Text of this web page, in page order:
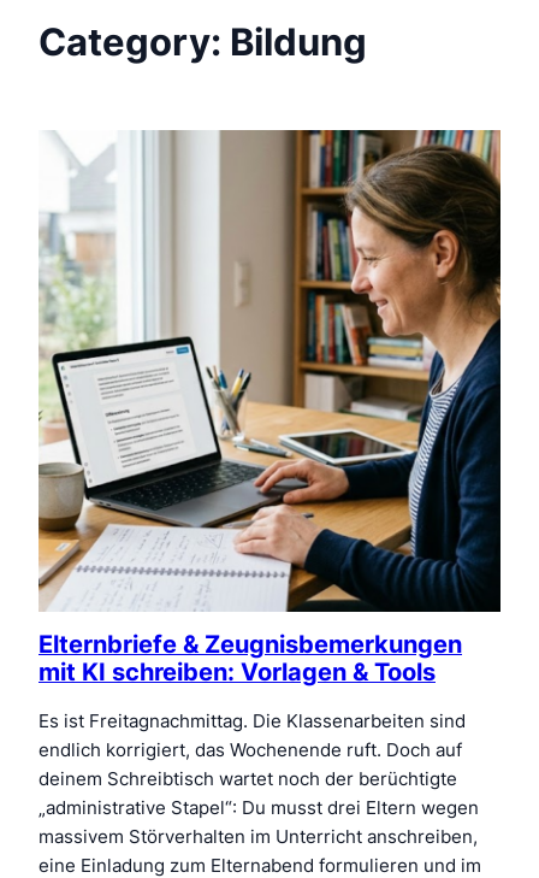
Category: Bildung
Elternbriefe & Zeugnisbemerkungen
mit KI schreiben: Vorlagen & Tools
Es ist Freitagnachmittag. Die Klassenarbeiten sind
endlich korrigiert, das Wochenende ruft. Doch auf
deinem Schreibtisch wartet noch der berüchtigte
„administrative Stapel“: Du musst drei Eltern wegen
massivem Störverhalten im Unterricht anschreiben,
eine Einladung zum Elternabend formulieren und im